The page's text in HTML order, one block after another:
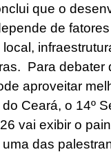
que o
de
Para debater
aproveitar
Ceará, o 14º
vai exibir o
das